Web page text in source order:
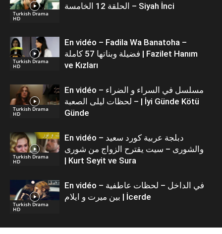
Turkish Drama
HD
الحلقة 12 الخامسة – Siyah İnci
Turkish Drama
HD
En vidéo – Fadila Wa Banatoha –
فضيلة وبناتها 57 كاملة | Fazilet Hanım
ve Kızları
Turkish Drama
HD
En vidéo – مسلسل في السراء و الضراء
– لحظات ليلى الصعبة | İyi Günde Kötü
Günde
Turkish Drama
HD
En vidéo – دبلجة عربية كورد سعيد
والشورى – سيت يقترح الزواج من شورى
| Kurt Seyit ve Sura
Turkish Drama
HD
En vidéo – في الداخل – لحظات عاطفية
بين ميرت و ايلام | İcerde